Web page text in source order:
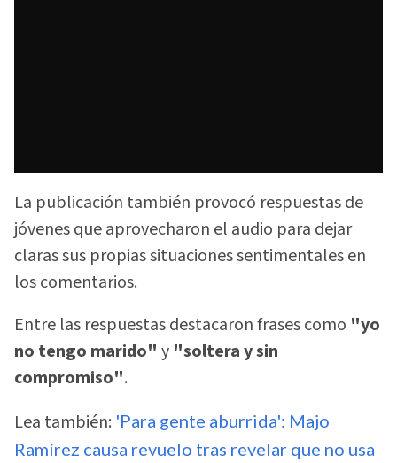
La publicación también provocó respuestas de
jóvenes que aprovecharon el audio para dejar
claras sus propias situaciones sentimentales en
los comentarios.
Entre las respuestas destacaron frases como "yo
no tengo marido" y "soltera y sin
compromiso".
Lea también: 'Para gente aburrida': Majo
Ramírez causa revuelo tras revelar que no usa